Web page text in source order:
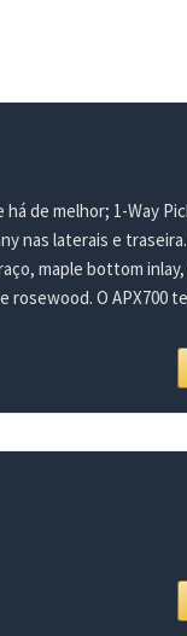
de melhor; 1-Way
nas laterais e
maple bottom inlay,
rosewood. O APX700